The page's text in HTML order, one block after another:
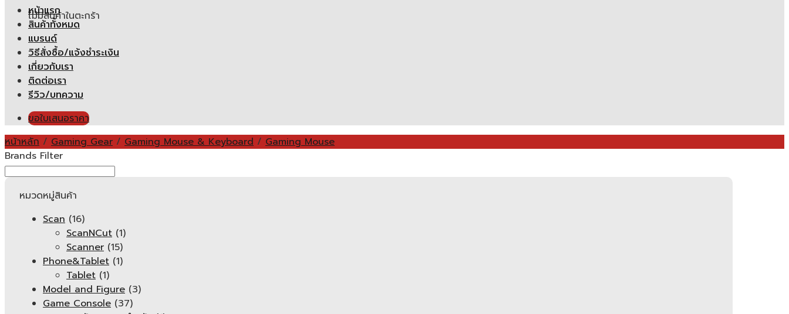
ไม่มีสินค้าในตะกร้า
หน้าแรก
สินค้าทั้งหมด
แบรนด์
วิธีสั่งซื้อ/แจ้งชำระเงิน
เกี่ยวกับเรา
ติดต่อเรา
รีวิว/บทความ
ขอใบเสนอราคา
หน้าหลัก / Gaming Gear / Gaming Mouse & Keyboard / Gaming Mouse
Brands Filter
หมวดหมู่สินค้า
Scan (16)
ScanNCut (1)
Scanner (15)
Phone&Tablet (1)
Tablet (1)
Model and Figure (3)
Game Console (37)